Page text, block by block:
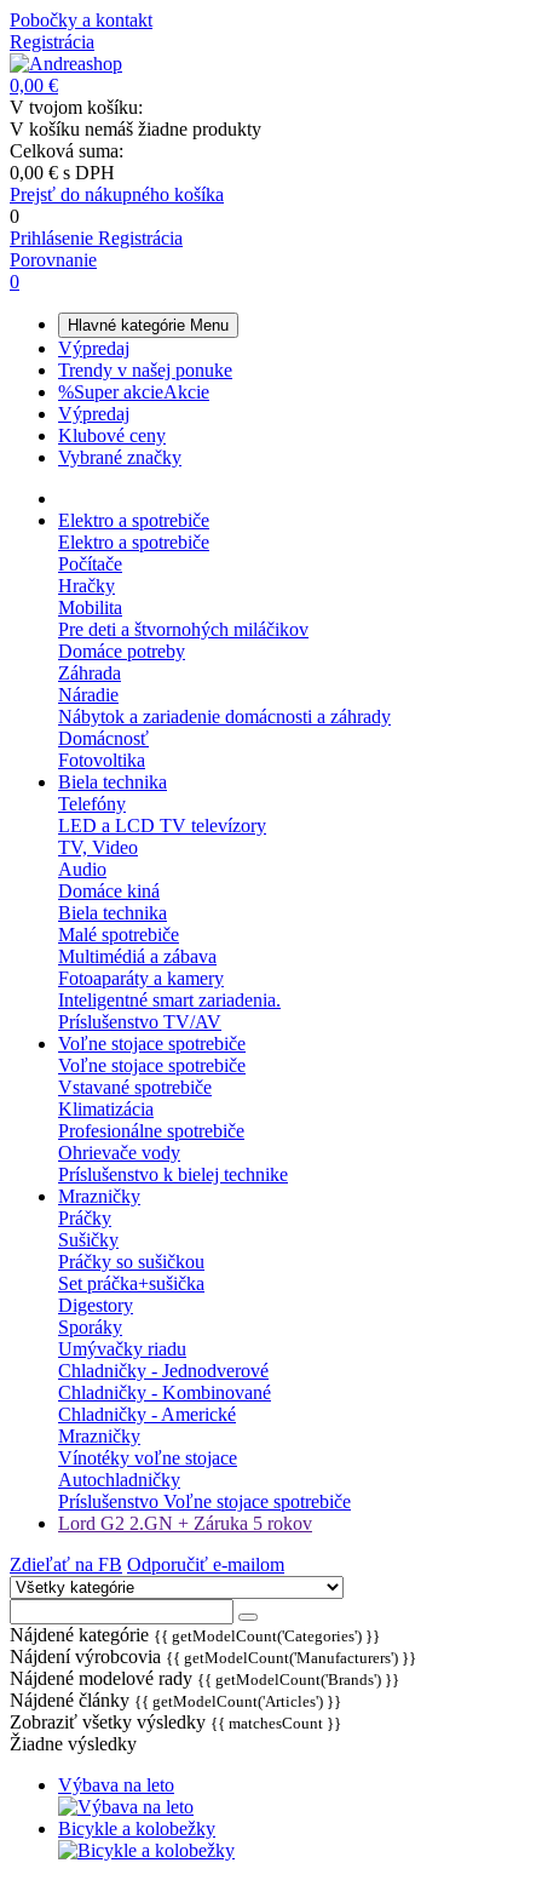
Pobočky a kontakt
Registrácia
0,00 €
V tvojom košíku:
V košíku nemáš žiadne produkty
Celková suma:
0,00 € s DPH
Prejsť do nákupného košíka
0
Prihlásenie Registrácia
Porovnanie
0
Hlavné kategórie Menu
Výpredaj
Trendy v našej ponuke
%Super akcieAkcie
Výpredaj
Klubové ceny
Vybrané značky
Elektro a spotrebiče
Elektro a spotrebiče
Počítače
Hračky
Mobilita
Pre deti a štvornohých miláčikov
Domáce potreby
Záhrada
Náradie
Nábytok a zariadenie domácnosti a záhrady
Domácnosť
Fotovoltika
Biela technika
Telefóny
LED a LCD TV televízory
TV, Video
Audio
Domáce kiná
Biela technika
Malé spotrebiče
Multimédiá a zábava
Fotoaparáty a kamery
Inteligentné smart zariadenia.
Príslušenstvo TV/AV
Voľne stojace spotrebiče
Voľne stojace spotrebiče
Vstavané spotrebiče
Klimatizácia
Profesionálne spotrebiče
Ohrievače vody
Príslušenstvo k bielej technike
Mrazničky
Práčky
Sušičky
Práčky so sušičkou
Set práčka+sušička
Digestory
Sporáky
Umývačky riadu
Chladničky - Jednodverové
Chladničky - Kombinované
Chladničky - Americké
Mrazničky
Vínotéky voľne stojace
Autochladničky
Príslušenstvo Voľne stojace spotrebiče
Lord G2 2.GN + Záruka 5 rokov
Zdieľať na FB Odporučiť e-mailom
Nájdené kategórie {{ getModelCount('Categories') }}
Nájdení výrobcovia {{ getModelCount('Manufacturers') }}
Nájdené modelové rady {{ getModelCount('Brands') }}
Nájdené články {{ getModelCount('Articles') }}
Zobraziť všetky výsledky {{ matchesCount }}
Žiadne výsledky
Výbava na leto
Bicykle a kolobežky